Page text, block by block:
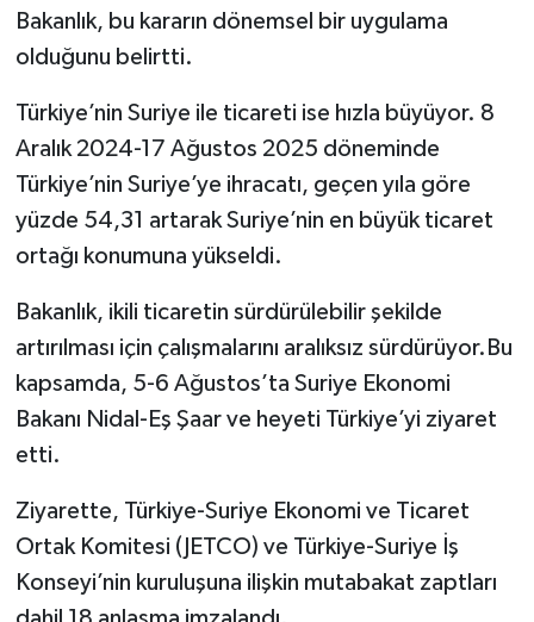
Bakanlık, bu kararın dönemsel bir uygulama
olduğunu belirtti.
Türkiye’nin Suriye ile ticareti ise hızla büyüyor. 8
Aralık 2024-17 Ağustos 2025 döneminde
Türkiye’nin Suriye’ye ihracatı, geçen yıla göre
yüzde 54,31 artarak Suriye’nin en büyük ticaret
ortağı konumuna yükseldi.
Bakanlık, ikili ticaretin sürdürülebilir şekilde
artırılması için çalışmalarını aralıksız sürdürüyor.Bu
kapsamda, 5-6 Ağustos’ta Suriye Ekonomi
Bakanı Nidal-Eş Şaar ve heyeti Türkiye’yi ziyaret
etti.
Ziyarette, Türkiye-Suriye Ekonomi ve Ticaret
Ortak Komitesi (JETCO) ve Türkiye-Suriye İş
Konseyi’nin kuruluşuna ilişkin mutabakat zaptları